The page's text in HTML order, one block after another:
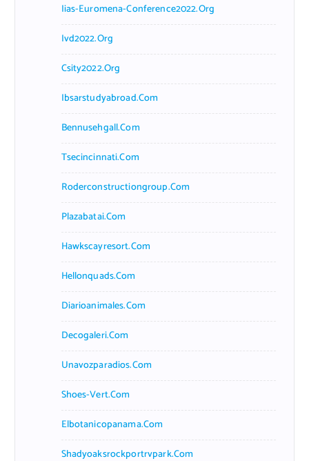
Iias-Euromena-Conference2022.org
Ivd2022.org
Csity2022.org
Ibsarstudyabroad.com
Bennusehgall.com
Tsecincinnati.com
Roderconstructiongroup.com
Plazabatai.com
Hawkscayresort.com
Hellonquads.com
Diarioanimales.com
Decogaleri.com
Unavozparadios.com
Shoes-Vert.com
Elbotanicopanama.com
Shadyoaksrockportrvpark.com